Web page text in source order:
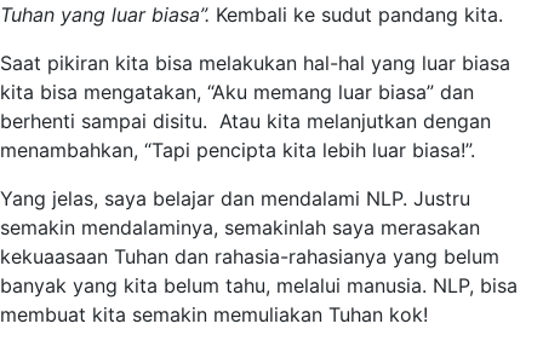
Tuhan yang luar biasa”. Kembali ke sudut pandang kita.
Saat pikiran kita bisa melakukan hal-hal yang luar biasa
kita bisa mengatakan, “Aku memang luar biasa” dan
berhenti sampai disitu. Atau kita melanjutkan dengan
menambahkan, “Tapi pencipta kita lebih luar biasa!”.
Yang jelas, saya belajar dan mendalami NLP. Justru
semakin mendalaminya, semakinlah saya merasakan
kekuaasaan Tuhan dan rahasia-rahasianya yang belum
banyak yang kita belum tahu, melalui manusia. NLP, bisa
membuat kita semakin memuliakan Tuhan kok!